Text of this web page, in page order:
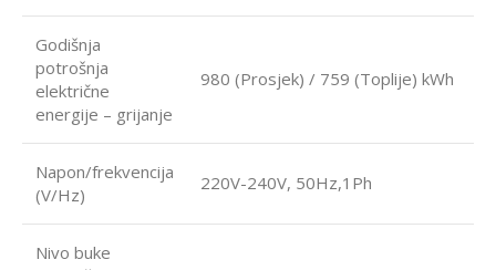
Godišnja
potrošnja
električne
energije – grijanje
980 (Prosjek) / 759 (Toplije) kWh
Napon/frekvencija
(V/Hz)
220V-240V, 50Hz,1Ph
Nivo buke